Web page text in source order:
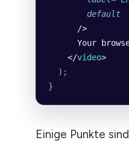
        default
      />
Your
    </
video>
  );
}
Einige Punkte